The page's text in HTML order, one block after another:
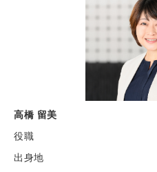
高橋 留美
役職
出身地